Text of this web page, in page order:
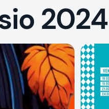
pane
2024